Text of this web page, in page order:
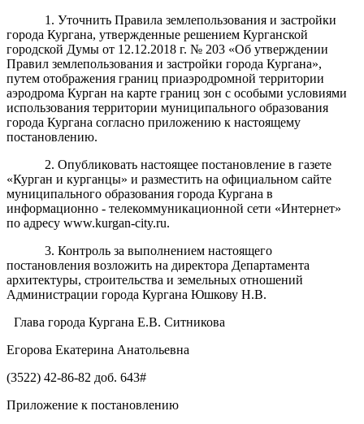
1. Уточнить Правила землепользования и застройки
города Кургана, утвержденные решением Курганской
городской Думы от 12.12.2018 г. № 203 «Об утверждении
Правил землепользования и застройки города Кургана»,
путем отображения границ приаэродромной территории
аэродрома Курган на карте границ зон с особыми условиями
использования территории муниципального образования
города Кургана согласно приложению к настоящему
постановлению.
2. Опубликовать настоящее постановление в газете
«Курган и курганцы» и разместить на официальном сайте
муниципального образования города Кургана в
информационно - телекоммуникационной сети «Интернет»
по адресу www.kurgan-city.ru.
3. Контроль за выполнением настоящего
постановления возложить на директора Департамента
архитектуры, строительства и земельных отношений
Администрации города Кургана Юшкову Н.В.
Глава города Кургана Е.В. Ситникова
Егорова Екатерина Анатольевна
(3522) 42-86-82 доб. 643#
Приложение к постановлению